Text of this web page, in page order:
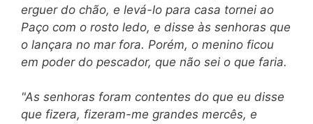
erguer do chão, e levá-lo para casa tornei ao
Paço com o rosto ledo, e disse às senhoras que
o lançara no mar fora. Porém, o menino ficou
em poder do pescador, que não sei o que faria.
"As senhoras foram contentes do que eu disse
que fizera, fizeram-me grandes mercês, e